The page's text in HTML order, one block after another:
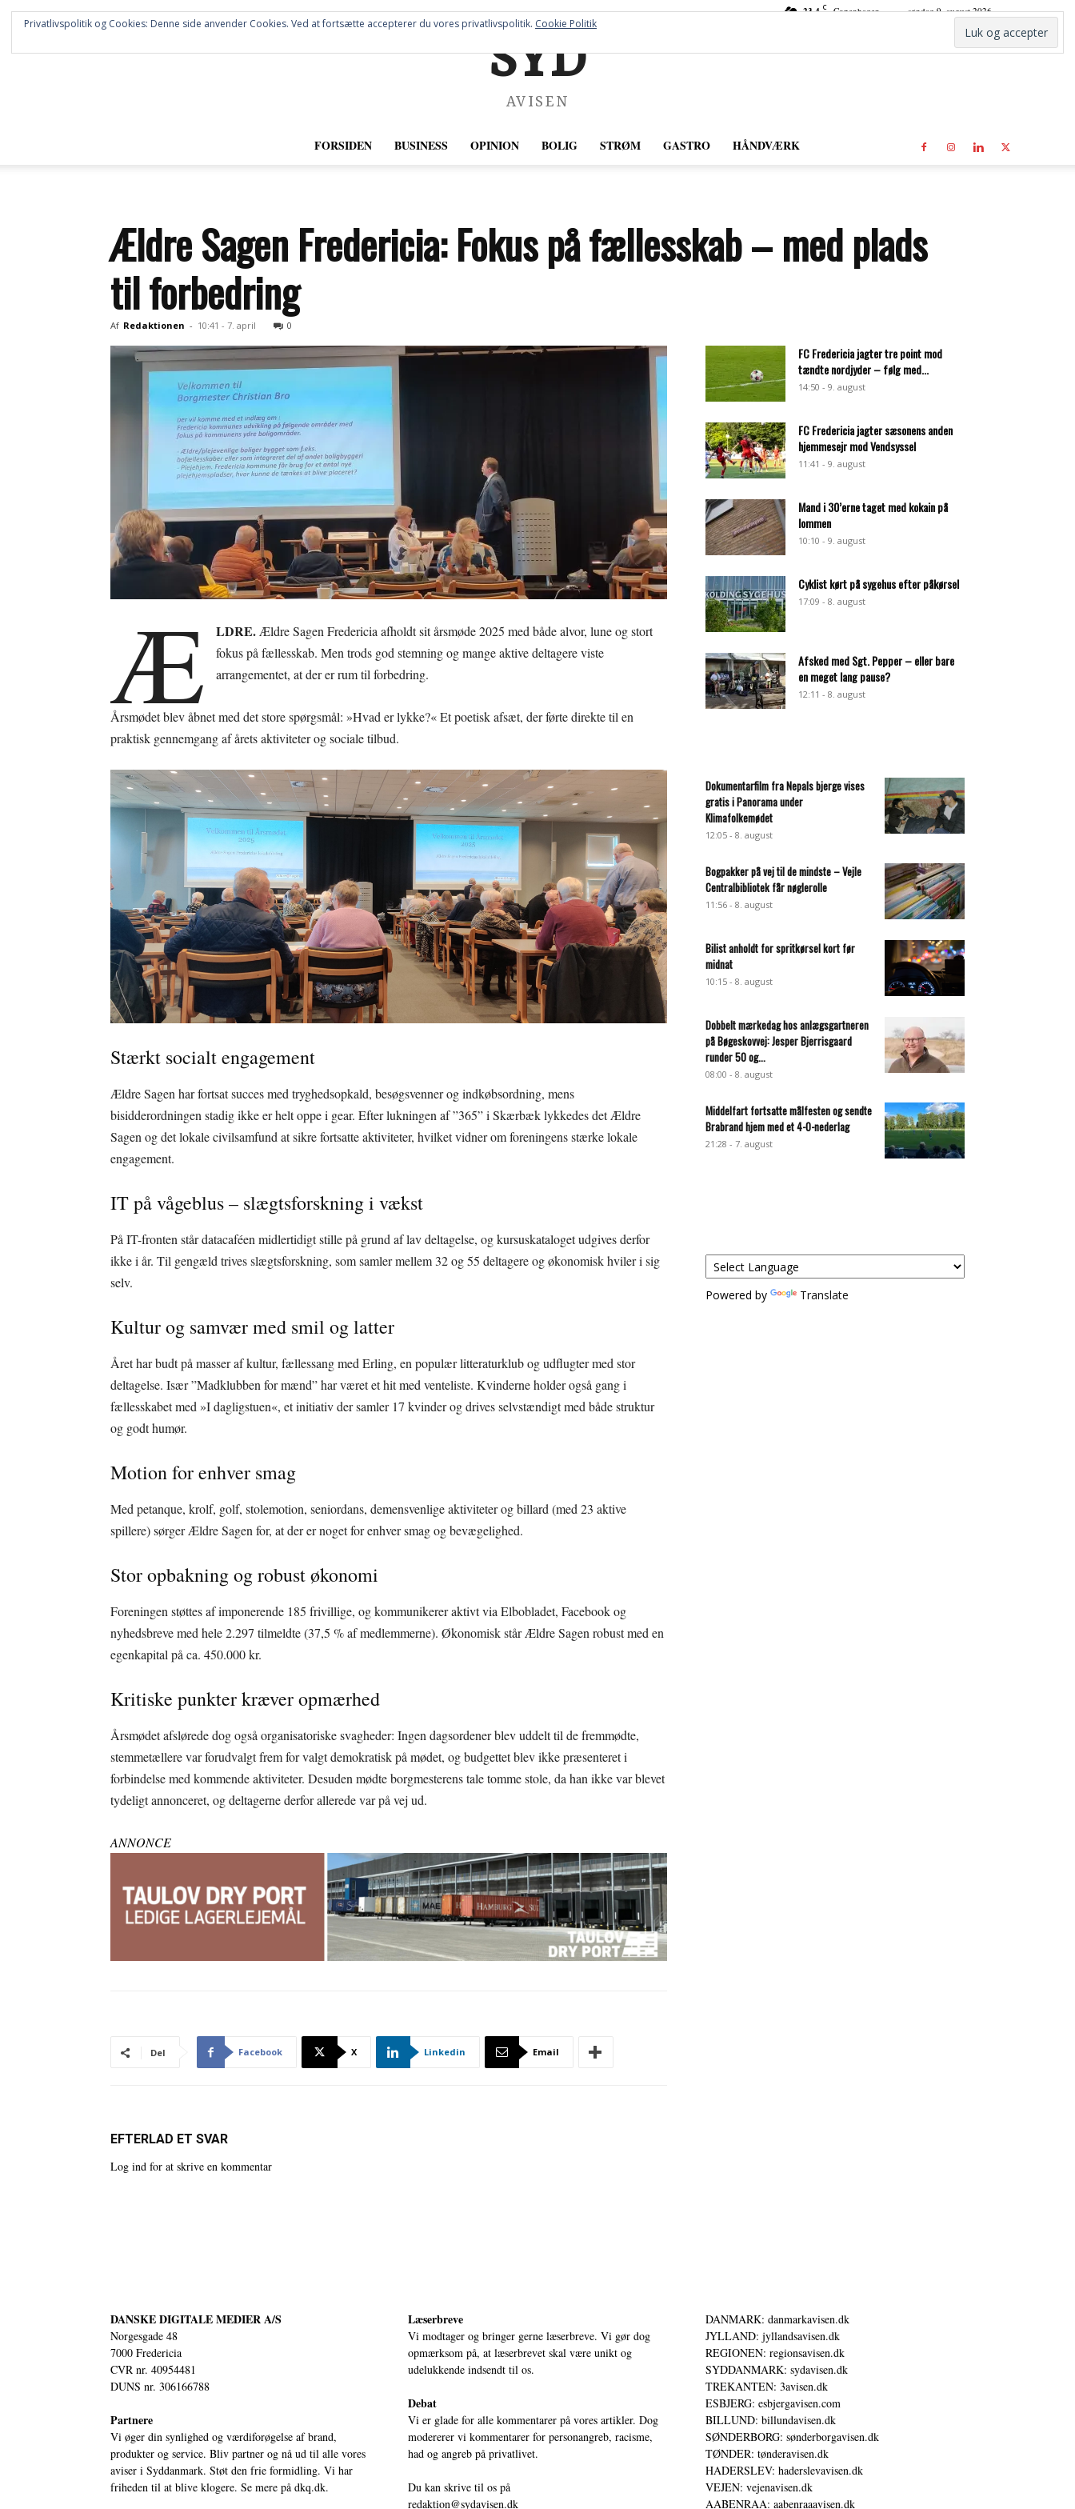
23.4 C Copenhagen søndag 9. august 2026
SYD
AVISEN
FORSIDEN BUSINESS OPINION BOLIG STRØM GASTRO HÅNDVÆRK
Ældre Sagen Fredericia: Fokus på fællesskab – med plads
til forbedring
Af Redaktionen - 10:41 - 7. april 0
Æ LDRE. Ældre Sagen Fredericia afholdt sit årsmøde 2025 med både alvor, lune og stort
fokus på fællesskab. Men trods god stemning og mange aktive deltagere viste
arrangementet, at der er rum til forbedring.
Årsmødet blev åbnet med det store spørgsmål: »Hvad er lykke?« Et poetisk afsæt, der førte direkte til en
praktisk gennemgang af årets aktiviteter og sociale tilbud.
Stærkt socialt engagement
Ældre Sagen har fortsat succes med tryghedsopkald, besøgsvenner og indkøbsordning, mens
bisidderordningen stadig ikke er helt oppe i gear. Efter lukningen af ”365” i Skærbæk lykkedes det Ældre
Sagen og det lokale civilsamfund at sikre fortsatte aktiviteter, hvilket vidner om foreningens stærke lokale
engagement.
IT på vågeblus – slægtsforskning i vækst
På IT-fronten står datacaféen midlertidigt stille på grund af lav deltagelse, og kursuskataloget udgives derfor
ikke i år. Til gengæld trives slægtsforskning, som samler mellem 32 og 55 deltagere og økonomisk hviler i sig
selv.
Kultur og samvær med smil og latter
Året har budt på masser af kultur, fællessang med Erling, en populær litteraturklub og udflugter med stor
deltagelse. Især ”Madklubben for mænd” har været et hit med venteliste. Kvinderne holder også gang i
fællesskabet med »I dagligstuen«, et initiativ der samler 17 kvinder og drives selvstændigt med både struktur
og godt humør.
Motion for enhver smag
Med petanque, krolf, golf, stolemotion, seniordans, demensvenlige aktiviteter og billard (med 23 aktive
spillere) sørger Ældre Sagen for, at der er noget for enhver smag og bevægelighed.
Stor opbakning og robust økonomi
Foreningen støttes af imponerende 185 frivillige, og kommunikerer aktivt via Elbobladet, Facebook og
nyhedsbreve med hele 2.297 tilmeldte (37,5 % af medlemmerne). Økonomisk står Ældre Sagen robust med en
egenkapital på ca. 450.000 kr.
Kritiske punkter kræver opmærhed
Årsmødet afslørede dog også organisatoriske svagheder: Ingen dagsordener blev uddelt til de fremmødte,
stemmetællere var forudvalgt frem for valgt demokratisk på mødet, og budgettet blev ikke præsenteret i
forbindelse med kommende aktiviteter. Desuden mødte borgmesterens tale tomme stole, da han ikke var blevet
tydeligt annonceret, og deltagerne derfor allerede var på vej ud.
ANNONCE
Del Facebook X Linkedin Email
EFTERLAD ET SVAR
Log ind for at skrive en kommentar
FC Fredericia jagter tre point mod
tændte nordjyder – følg med...
14:50 - 9. august
FC Fredericia jagter sæsonens anden
hjemmesejr mod Vendsyssel
11:41 - 9. august
Mand i 30’erne taget med kokain på
lommen
10:10 - 9. august
Cyklist kørt på sygehus efter påkørsel
17:09 - 8. august
Afsked med Sgt. Pepper – eller bare
en meget lang pause?
12:11 - 8. august
Dokumentarfilm fra Nepals bjerge vises
gratis i Panorama under
Klimafolkemødet
12:05 - 8. august
Bogpakker på vej til de mindste – Vejle
Centralbibliotek får nøglerolle
11:56 - 8. august
Bilist anholdt for spritkørsel kort før
midnat
10:15 - 8. august
Dobbelt mærkedag hos anlægsgartneren
på Bøgeskovvej: Jesper Bjerrisgaard
runder 50 og...
08:00 - 8. august
Middelfart fortsatte målfesten og sendte
Brabrand hjem med et 4-0-nederlag
21:28 - 7. august
Powered by Translate
DANSKE DIGITALE MEDIER A/S
Norgesgade 48
7000 Fredericia
CVR nr. 40954481
DUNS nr. 306166788
Partnere
Vi øger din synlighed og værdiforøgelse af brand,
produkter og service. Bliv partner og nå ud til alle vores
aviser i Syddanmark. Støt den frie formidling. Vi har
friheden til at blive klogere. Se mere på dkq.dk.
Læserbreve
Vi modtager og bringer gerne læserbreve. Vi gør dog
opmærksom på, at læserbrevet skal være unikt og
udelukkende indsendt til os.
Debat
Vi er glade for alle kommentarer på vores artikler. Dog
modererer vi kommentarer for personangreb, racisme,
had og angreb på privatlivet.
Du kan skrive til os på
redaktion@sydavisen.dk
DANMARK: danmarkavisen.dk
JYLLAND: jyllandsavisen.dk
REGIONEN: regionsavisen.dk
SYDDANMARK: sydavisen.dk
TREKANTEN: 3avisen.dk
ESBJERG: esbjergavisen.com
BILLUND: billundavisen.dk
SØNDERBORG: sønderborgavisen.dk
TØNDER: tønderavisen.dk
HADERSLEV: haderslevavisen.dk
VEJEN: vejenavisen.dk
AABENRAA: aabenraaavisen.dk
Privatlivspolitik og Cookies: Denne side anvender Cookies. Ved at fortsætte accepterer du vores privatlivspolitik. Cookie Politik